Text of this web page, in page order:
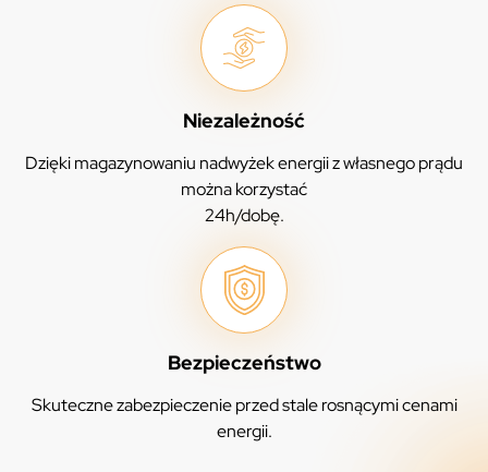
Niezależność
Dzięki magazynowaniu nadwyżek energii z własnego prądu
można korzystać
24h/dobę.
Bezpieczeństwo
Skuteczne zabezpieczenie przed stale rosnącymi cenami
energii.